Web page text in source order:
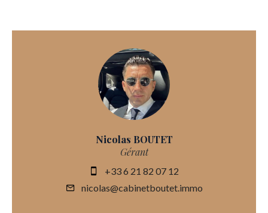
Nicolas BOUTET
Gérant
+33 6 21 82 07 12
nicolas@cabinetboutet.immo